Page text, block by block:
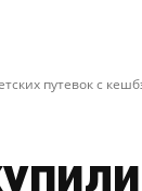
путевок с